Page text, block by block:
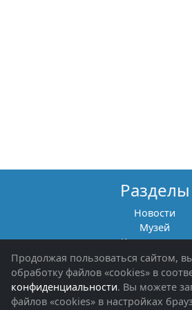
Разделы
Новости
Музей
Книги памяти
Фотоальбомы
Обращения
Помощь участникам СВО
Продолжая пользоваться сайтом,
обработку файлов «cookies» в
конфиденциальности. Вы можете
файлов «cookies» в настройках